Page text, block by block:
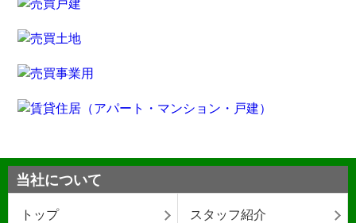
当社について
トップ スタッフ紹介